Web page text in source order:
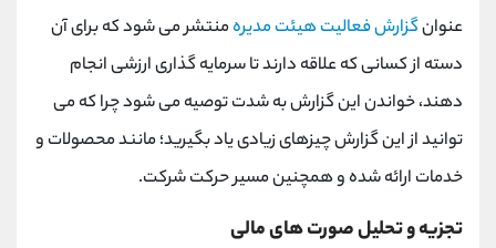
عنوانگزارش فعالیت هیئت مدیرهمنتشر می شود که برای آن
دسته از کسانی که علاقه دارند تا سرمایه گذاری ارزشی انجام
دهند، خواندن این گزارش به شدت توصیه می شود چرا که می
توانید از این گزارش چیزهای زیادی یاد بگیرید؛ مانند محصولات و
خدمات ارائه شده و همچنین مسیر حرکت شرکت.
تجزیه و تحلیل صورت های مالی